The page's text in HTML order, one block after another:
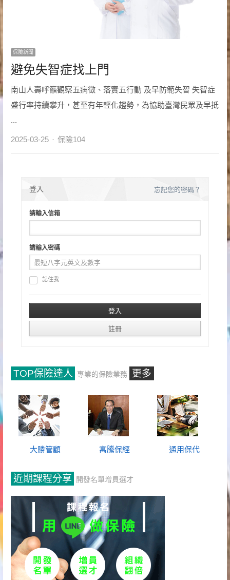
保險新聞
避免失智症找上門
南山人壽呼籲觀察五病徵、落實五行動 及早防範失智 失智症
盛行率持續攀升，甚至有年輕化趨勢，為協助臺灣民眾及早抵
...
2025-03-25 Author
保險104
登入 忘記您的密碼？
請輸入信箱
請輸入密碼
記住我
TOP保險達人 專業的保險業務 更多
大勝管顧 寓騰保經 通用保代
近期課程分享 開發名單增員選才